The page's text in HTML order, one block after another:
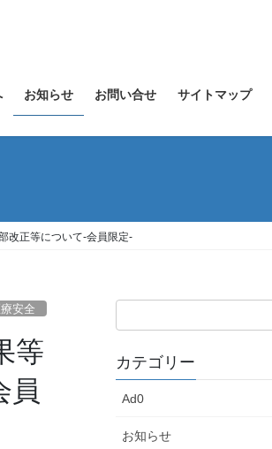
お知らせ お問い合せ サイトマップ
改正等について-会員限定-
安全
等
員
カテゴリー
Ad0
お知らせ